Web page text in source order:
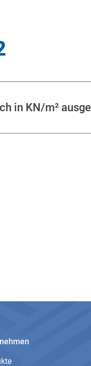
in KN/m²